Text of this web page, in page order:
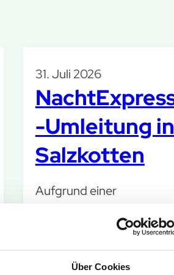
Über Cookies
31. Juli 2026
-Umleitung in
Salzkotten
Aufgrund einer
Salzkotten ist der Oelweg
Dezember 2026 gesperrt.